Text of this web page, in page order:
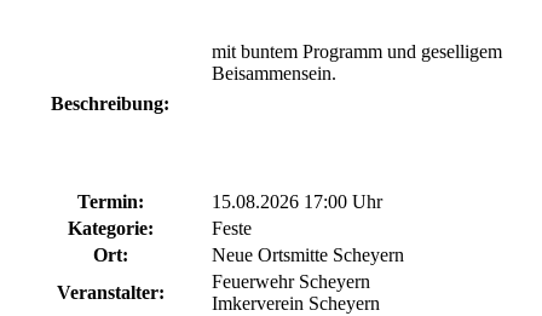
Beschreibung:
mit buntem Programm und geselligem
Beisammensein.
Termin:
15.08.2026 17:00 Uhr
Kategorie:
Feste
Ort:
Neue Ortsmitte Scheyern
Veranstalter:
Feuerwehr Scheyern
Imkerverein Scheyern